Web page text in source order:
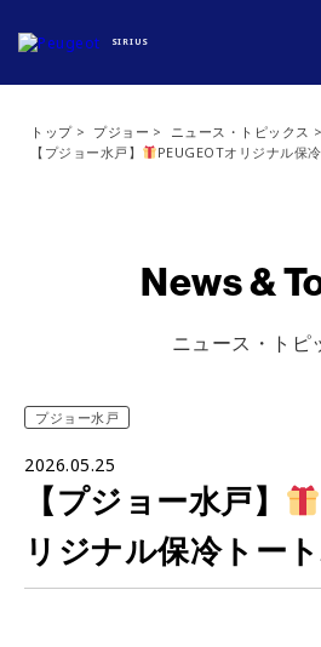
SIRIUS
トップ プジョー
ニュース・トピックス
【プジョー水戸】
PEUGEOTオリジナル保
News &
ニュース・トピ
プジョー水戸
2026.05.25
【プジョー水戸】
リジナル保冷トー